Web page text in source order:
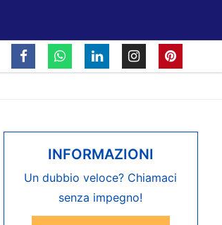
INFORMAZIONI
Un dubbio veloce? Chiamaci
senza impegno!